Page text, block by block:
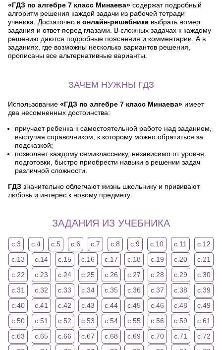
«ГДЗ по алгебре 7 класс Минаева» содержат подробный
алгоритм решения каждой задачи из рабочей тетради
ученика. Достаточно в онлайн-решебнике выбрать номер
задания и ответ перед глазами. В сложных задачах к каждому
решению даются подробные пояснения и комментарии. А в
заданиях, где возможны несколько вариантов решения,
прописаны все альтернативные варианты.
ЗАЧЕМ НУЖНЫ ГДЗ
Использование «ГДЗ по алгебре 7 класс Минаева» имеет
два несомненных достоинства:
приучает ребенка к самостоятельной работе над заданием,
выступая справочником, к которому можно обратиться за
подсказкой;
позволяет каждому семикласснику, независимо от уровня
подготовки, быстро приобрести навыки в решении задач
различной сложности.
ГДЗ значительно облегчают жизнь школьнику и прививают
любовь и интерес к новому предмету.
ЗАДАНИЯ ИЗ УЧЕБНИКА
с.3 с.4 с.5 с.6 с.7 с.8 с.9 с.10 с.11
с.12
с.13
с.14 с.15 с.16 с.17 с.18 с.19 с.20
с.21
с.22
с.23 с.24 с.25 с.26 с.27 с.28 с.29
с.30
с.31
с.32 с.33 с.34 с.35 с.36 с.37 с.38
с.39
с.40
с.41 с.42 с.43 с.44 с.45 с.46 с.48
с.49
с.50
с.51 с.52 с.53 с.54 с.55 с.56 с.59
с.61
с.63
с.65 с.66 с.67 с.68 с.69 с.70 с.71
с.72